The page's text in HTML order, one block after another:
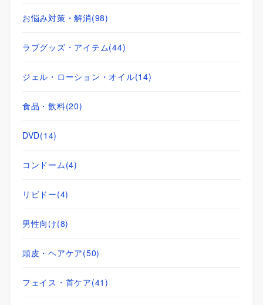
お悩み対策・解消(98)
ラブグッズ・アイテム(44)
ジェル・ローション・オイル(14)
食品・飲料(20)
DVD(14)
コンドーム(4)
リビドー(4)
男性向け(8)
頭皮・ヘアケア(50)
フェイス・首ケア(41)